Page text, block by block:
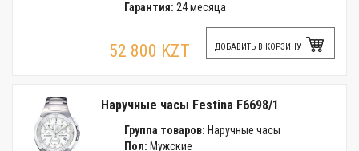
Гарантия: 24 месяца
52 800 KZT ДОБАВИТЬ В КОРЗИНУ
Наручные часы Festina F6698/1
Группа товаров: Наручные часы
Пол: Мужские